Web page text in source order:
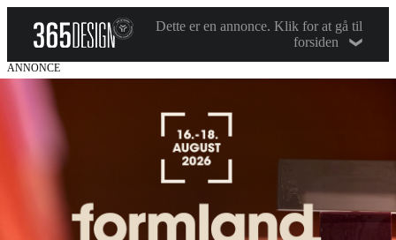
Dette er en annonce. Klik for at gå til
forsiden
ANNONCE